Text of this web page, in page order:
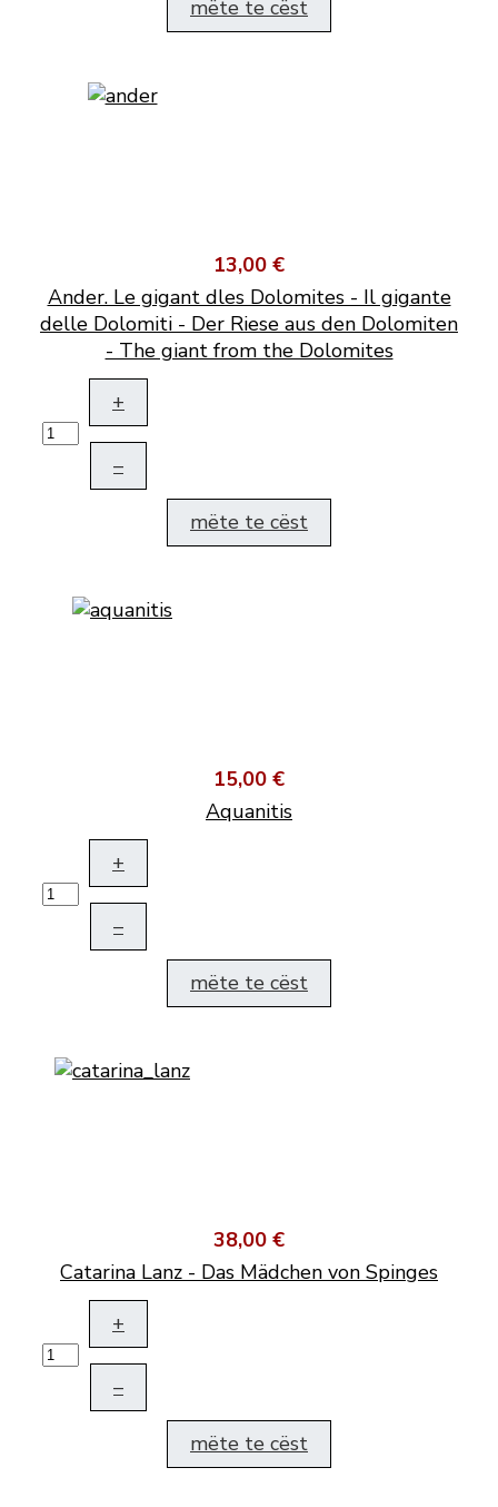
mëte te cëst
13,00 €
Ander. Le gigant dles Dolomites - Il gigante
delle Dolomiti - Der Riese aus den Dolomiten
- The giant from the Dolomites
+
–
mëte te cëst
15,00 €
Aquanitis
+
–
mëte te cëst
38,00 €
Catarina Lanz - Das Mädchen von Spinges
+
–
mëte te cëst